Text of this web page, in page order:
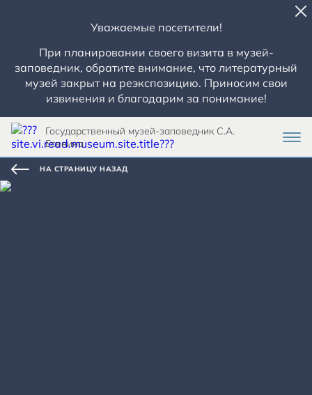
Уважаемые посетители!
При планировании своего визита в музей-
заповедник, обратите внимание, что литературный
музей закрыт на реэкспозицию. Приносим свои
извинения и благодарим за понимание!
Государственный музей-заповедник С.А.
Есенина
НА СТРАНИЦУ НАЗАД